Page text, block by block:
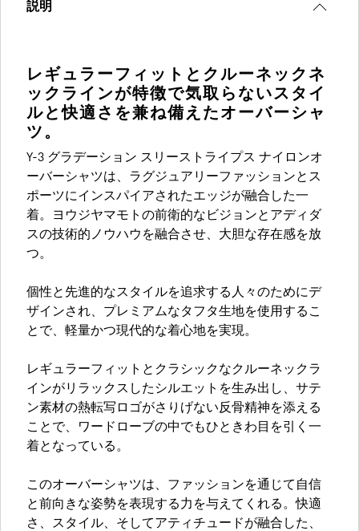
説明
レギュラーフィットとクルーネックネ
ックラインが特徴で気取らないスタイ
ルと快適さを兼ね備えたオーバーシャ
ツ。
Y-3 グラデーション スリーストライプス ナイロンオ
ーバーシャツは、ラグジュアリーファッションとス
ポーツにインスパイアされたエッジが融合した一
着。ヨウジヤマモトの前衛的なビジョンとアディダ
スの技術的ノウハウを融合させ、大胆な存在感を放
つ。
個性と先進的なスタイルを追求する人々のためにデ
ザインされ、プレミアムなタフタ生地を使用するこ
とで、軽量かつ現代的な着心地を実現。
レギュラーフィットとクラシックなクルーネックラ
インがリラックスしたシルエットを生み出し、サテ
ン素材の熱転写ロゴがさりげない反骨精神を添える
ことで、ワードローブの中でもひときわ目を引く一
着となっている。
このオーバーシャツは、ファッションを通じて自信
と前向きな姿勢を表現する力を与えてくれる。快適
さ、スタイル、そしてアティチュードが融合した、